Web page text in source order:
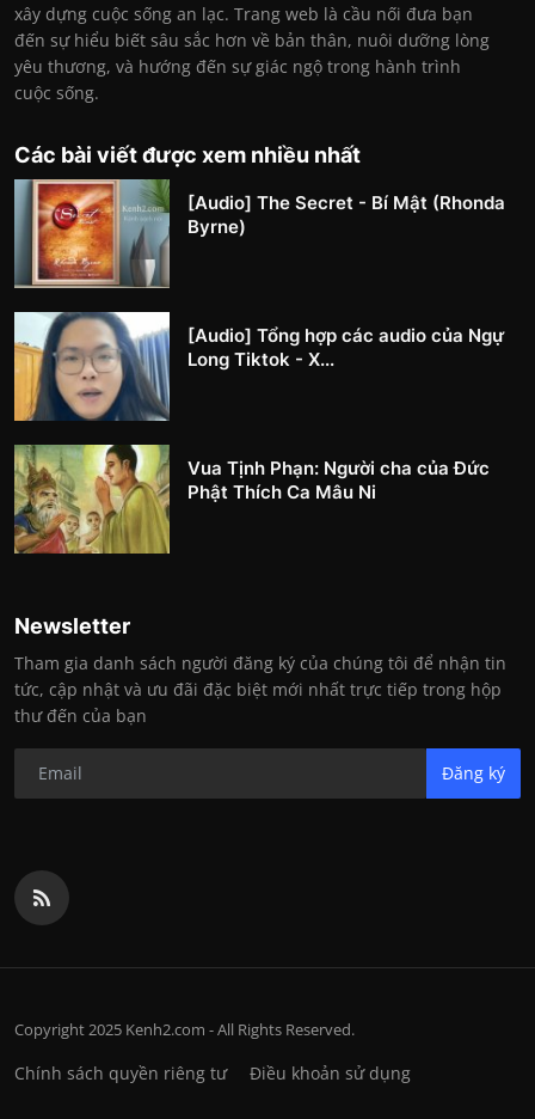
xây dựng cuộc sống an lạc. Trang web là cầu nối đưa bạn
đến sự hiểu biết sâu sắc hơn về bản thân, nuôi dưỡng lòng
yêu thương, và hướng đến sự giác ngộ trong hành trình
cuộc sống.
Các bài viết được xem nhiều nhất
[Audio] The Secret - Bí Mật (Rhonda
Byrne)
[Audio] Tổng hợp các audio của Ngự
Long Tiktok - X...
Vua Tịnh Phạn: Người cha của Đức
Phật Thích Ca Mâu Ni
Newsletter
Tham gia danh sách người đăng ký của chúng tôi để nhận tin
tức, cập nhật và ưu đãi đặc biệt mới nhất trực tiếp trong hộp
thư đến của bạn
Đăng ký
Copyright 2025 Kenh2.com - All Rights Reserved.
Chính sách quyền riêng tư Điều khoản sử dụng